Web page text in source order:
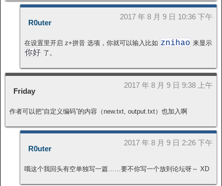
R0uter
2017 年 8 月 9 日 10:36 下午
在设置里开启 z+拼音 选项，你就可以输入比如 znihao 来显示
你好 了。
Friday
2017 年 8 月 9 日 9:38 上午
作者可以把“自定义编码”的内容（new.txt, output.txt）也加入啊
R0uter
2017 年 8 月 9 日 2:26 下午
哦这个我回头有空单独写一篇……要不你写一个放到论坛呀～ XD